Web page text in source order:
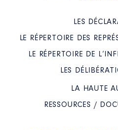
LES
LE RÉPERTOIRE DES
LE RÉPERTOIRE DE
LES
LA HAUTE
RESSOURCES /